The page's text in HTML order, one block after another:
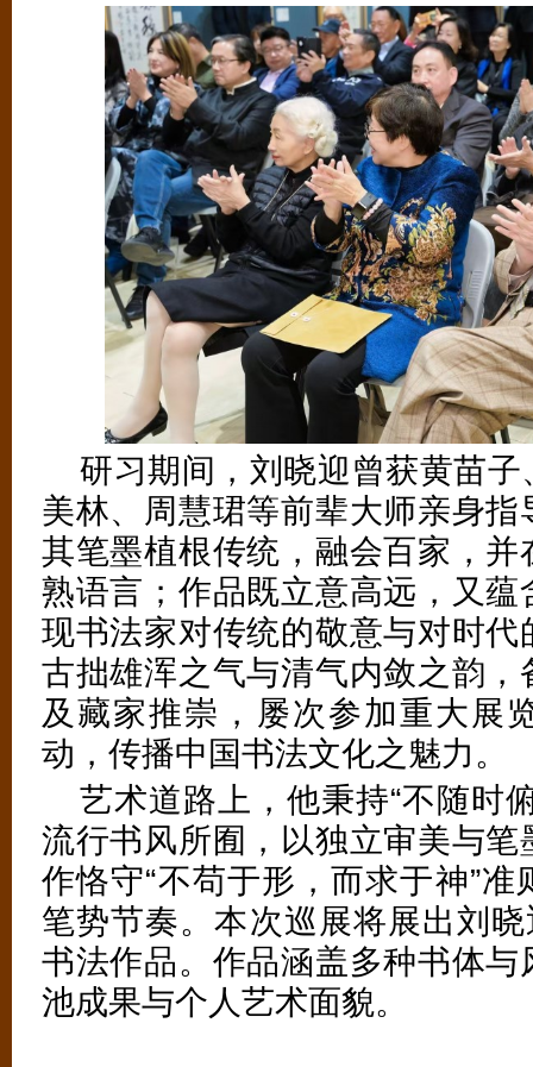
研习期间，刘晓迎曾获黄苗
美林、周慧珺等前辈大师亲身
其笔墨植根传统，融会百家，
熟语言；作品既立意高远，又
现书法家对传统的敬意与对时
古拙雄浑之气与清气内敛之韵
及藏家推崇，屡次参加重大展
动，传播中国书法文化之魅力。
艺术道路上，他秉持“不随时
流行书风所囿，以独立审美与
作恪守“不苟于形，而求于神”
笔势节奏。本次巡展将展出刘
书法作品。作品涵盖多种书体
池成果与个人艺术面貌。